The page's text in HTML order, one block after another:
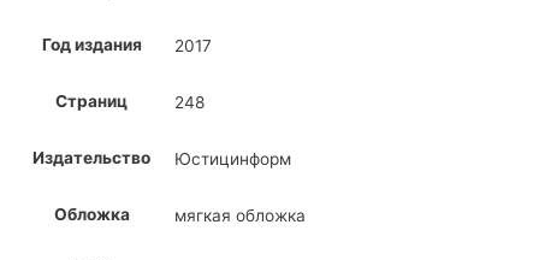
Год издания 2017
Страниц 248
Издательство Юстицинформ
Обложка мягкая обложка